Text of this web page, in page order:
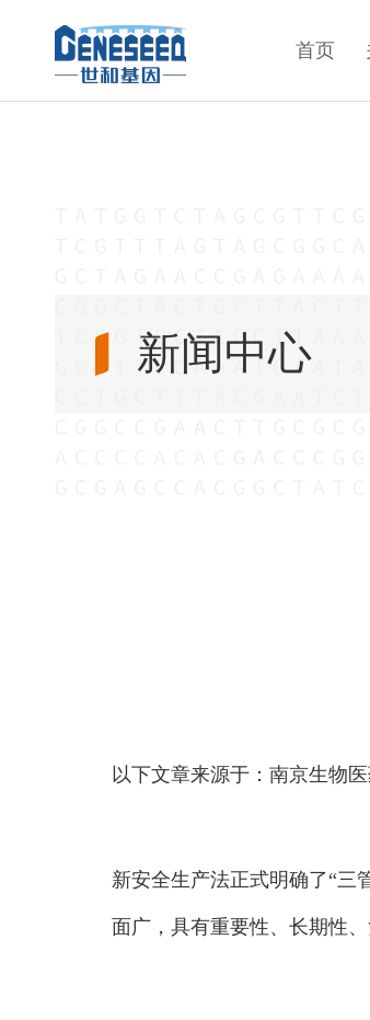
首页
新闻中心
以下文章来源于：南京生物
新安全生产法正式明确了“三
面广，具有重要性、长期性